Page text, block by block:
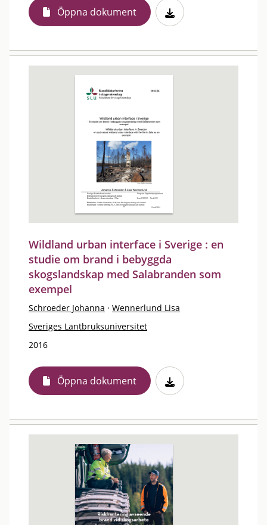
Öppna dokument
Wildland urban interface i Sverige : en
studie om brand i bebyggda
skogslandskap med Salabranden som
exempel
Schroeder Johanna · Wennerlund Lisa
Sveriges Lantbruksuniversitet
2016
Öppna dokument